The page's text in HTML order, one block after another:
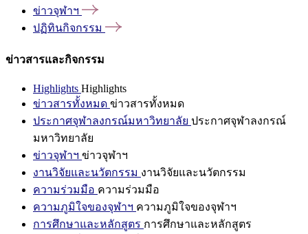
ข่าวจุฬาฯ
ปฏิทินกิจกรรม
ข่าวสารและกิจกรรม
Highlights Highlights
ข่าวสารทั้งหมด ข่าวสารทั้งหมด
ประกาศจุฬาลงกรณ์มหาวิทยาลัย ประกาศจุฬาลงกรณ์
มหาวิทยาลัย
ข่าวจุฬาฯ ข่าวจุฬาฯ
งานวิจัยและนวัตกรรม งานวิจัยและนวัตกรรม
ความร่วมมือ ความร่วมมือ
ความภูมิใจของจุฬาฯ ความภูมิใจของจุฬาฯ
การศึกษาและหลักสูตร การศึกษาและหลักสูตร